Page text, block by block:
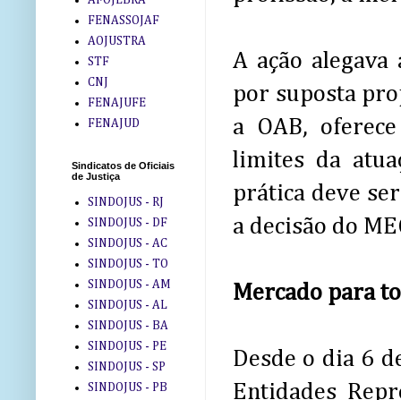
A ação
por suposta
a OAB,
limites da
prática deve
a decisão do
Mercado para
Desde o dia 6
Entidades
FENASSOJAF
AOJUSTRA
STF
CNJ
FENAJUFE
FENAJUD
Sindicatos de Oficiais
de Justiça
SINDOJUS - RJ
SINDOJUS - DF
SINDOJUS - AC
SINDOJUS - TO
SINDOJUS - AM
SINDOJUS - AL
SINDOJUS - BA
SINDOJUS - PE
SINDOJUS - SP
SINDOJUS - PB